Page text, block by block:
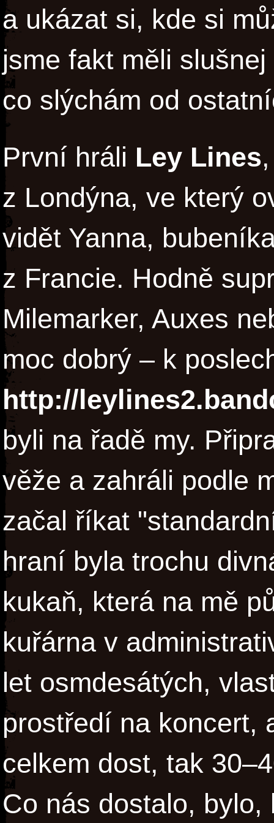
a ukázat si, kde si
jsme fakt měli
co slýchám od
První hráli Ley Lines
z Londýna, ve který
vidět Yanna,
z Francie. Hodně
Milemarker, Auxes
moc dobrý – k
http://
byli na řadě my.
věže a zahráli podle
začal říkat
hraní byla trochu
kukaň, která na mě
kuřárna v
let osmdesátých,
prostředí na koncert,
celkem dost, tak
Co nás dostalo,